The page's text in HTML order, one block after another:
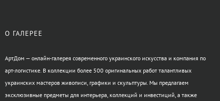
О ГАЛЕРЕЕ
АртДом — онлайн-галерея современного украинского искусства и компания по
арт-логистике. В коллекции более 500 оригинальных работ талантливых
украинских мастеров живописи, графики и скульптуры. Мы предлагаем
эксклюзивные предметы для интерьера, коллекций и инвестиций, а также